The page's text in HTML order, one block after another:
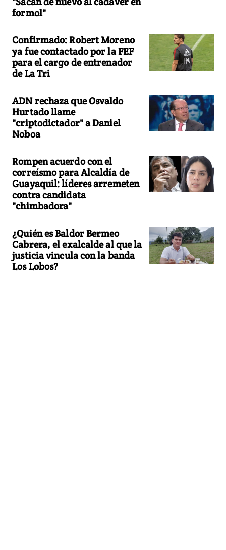
formol"
Confirmado: Robert Moreno
ya fue contactado por la FEF
para el cargo de entrenador
de La Tri
ADN rechaza que Osvaldo
Hurtado llame
"criptodictador" a Daniel
Noboa
Rompen acuerdo con el
correísmo para Alcaldía de
Guayaquil: líderes arremeten
contra candidata
"chimbadora"
¿Quién es Baldor Bermeo
Cabrera, el exalcalde al que la
justicia vincula con la banda
Los Lobos?